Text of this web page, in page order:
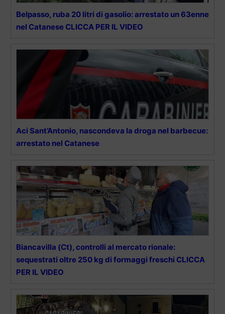
Belpasso, ruba 20 litri di gasolio: arrestato un 63enne
nel Catanese CLICCA PER IL VIDEO
Aci Sant’Antonio, nascondeva la droga nel barbecue:
arrestato nel Catanese
Biancavilla (Ct), controlli al mercato rionale:
sequestrati oltre 250 kg di formaggi freschi CLICCA
PER IL VIDEO